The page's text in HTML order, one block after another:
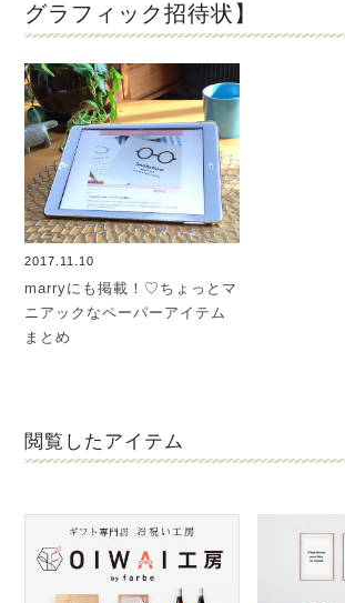
グラフィック招待状】
2017.11.10
marryにも掲載！♡ちょっとマ
ニアックなペーパーアイテム
まとめ
閲覧したアイテム